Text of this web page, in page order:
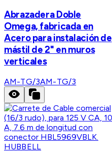
Abrazadera Doble
Omega, fabricada en
Acero para instalación de
mástil de 2" en muros
verticales
AM-TG/3AM-TG/3
HUBBELL